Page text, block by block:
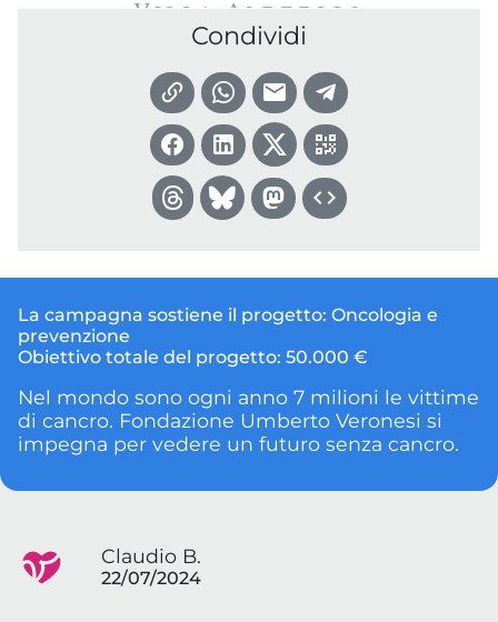
Condividi
La campagna sostiene il progetto: Oncologia e
prevenzione
Obiettivo totale del progetto: 50.000 €
Nel mondo sono ogni anno 7 milioni le vittime
di cancro. Fondazione Umberto Veronesi si
impegna per vedere un futuro senza cancro.
Claudio B.
22/07/2024